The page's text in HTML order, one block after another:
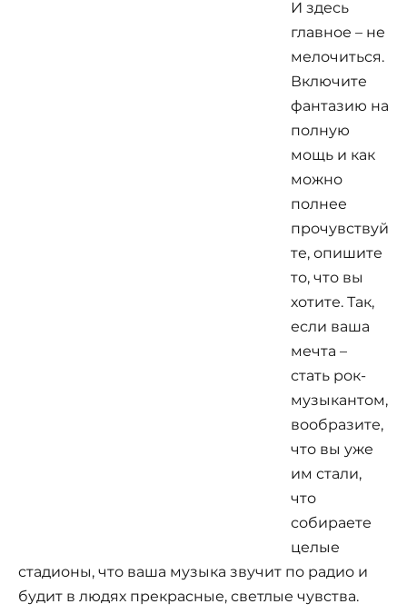
И здесь
главное – не
мелочиться.
Включите
фантазию на
полную
мощь и как
можно
полнее
прочувствуй
те, опишите
то, что вы
хотите. Так,
если ваша
мечта –
стать рок-
музыкантом,
вообразите,
что вы уже
им стали,
что
собираете
целые
стадионы, что ваша музыка звучит по радио и
будит в людях прекрасные, светлые чувства.